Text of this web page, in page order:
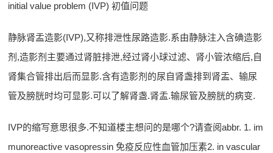
initial value problem (IVP) 初值问题
静脉肾盂造影(IVP),又称排泄性尿路造影.系由静脉注入含碘造影
剂,造影剂主要通过肾脏排泄,经过肾小球过滤、肾小管浓缩后,自
肾集合管排出后而显影.含有造影剂的尿自肾盏排到肾盂、输尿
管及膀胱时均可显影.可以了解肾盏.肾盂.输尿管及膀胱的病变.
IVP的缩写意思很多.不知道楼主想问的是哪个?请查阅abbr. 1. im
munoreactive vasopressin 免疫反应性血管加压素2. in vascular